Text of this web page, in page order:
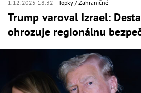
1.12.2025 18:32 Topky Zahraničné
Trump varoval Izrael:
ohrozuje regionálnu